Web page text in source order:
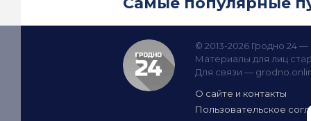
© 2013-2026 Гродно 24
Материалы для лиц
Для связи —
О сайте и контакты
Пользовательское